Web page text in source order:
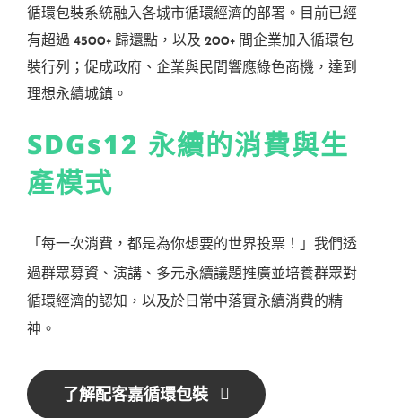
循環包裝系統融入各城市循環經濟的部署。目前已經
有超過 4500+ 歸還點，以及 200+ 間企業加入循環包
裝行列；促成政府、企業與民間響應綠色商機，達到
理想永續城鎮。
SDGs12 永續的消費與生
產模式
「每一次消費，都是為你想要的世界投票！」 我們透
過群眾募資、演講、多元永續議題推廣並培養群眾對
循環經濟的認知，以及於日常中落實永續消費的精
神。
了解配客嘉循環包裝